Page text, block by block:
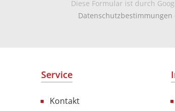
Diese Formular ist durch
Datenschutzbestimmungen
Service
Kontakt